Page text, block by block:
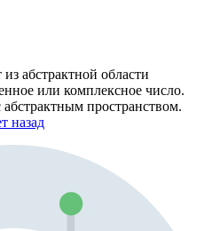
абстрактной области
или комплексное число.
пространством.
назад